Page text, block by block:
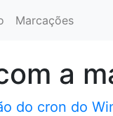
Marcações
a
do cron do